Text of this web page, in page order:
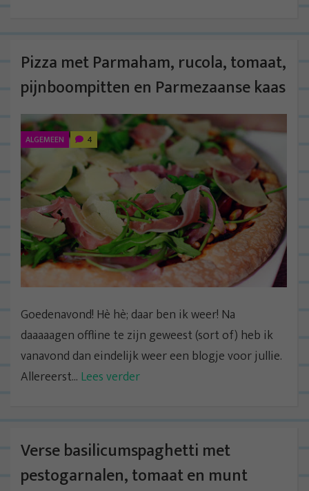
Pizza met Parmaham, rucola, tomaat,
pijnboompitten en Parmezaanse kaas
ALGEMEEN 4
Goedenavond! Hè hè; daar ben ik weer! Na
daaaaagen offline te zijn geweest (sort of) heb ik
vanavond dan eindelijk weer een blogje voor jullie.
Allereerst... Lees verder
Verse basilicumspaghetti met
pestogarnalen, tomaat en munt